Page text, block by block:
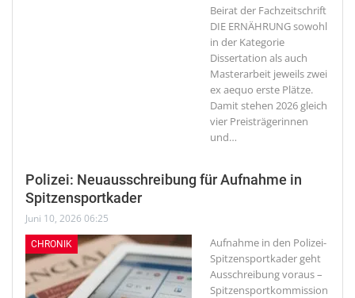
Beirat der Fachzeitschrift
DIE ERNÄHRUNG sowohl
in der Kategorie
Dissertation als auch
Masterarbeit jeweils zwei
ex aequo erste Plätze.
Damit stehen 2026 gleich
vier Preisträgerinnen
und…
Polizei: Neuausschreibung für Aufnahme in
Spitzensportkader
Juni 10, 2026 06:25
CHRONIK
Aufnahme in den Polizei-
Spitzensportkader geht
Ausschreibung voraus –
Spitzensportkommission